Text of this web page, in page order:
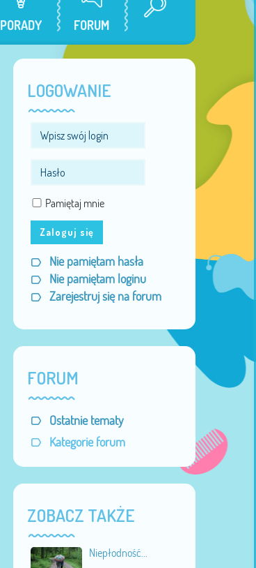
PORADY FORUM
LOGOWANIE
Pamiętaj mnie
Zaloguj się
Nie pamiętam hasła
Nie pamiętam loginu
Zarejestruj się na forum
FORUM
Ostatnie tematy
Kategorie forum
ZOBACZ TAKŻE
Niepłodność...